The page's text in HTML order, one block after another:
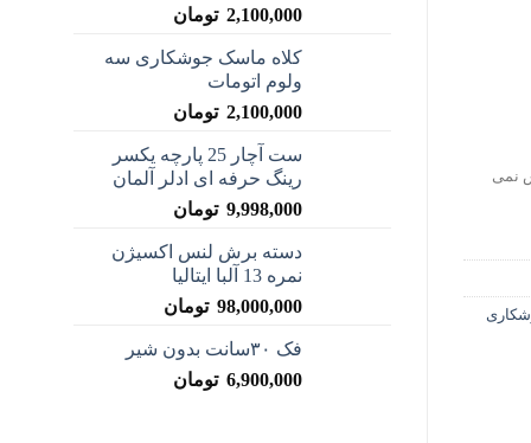
نمی
2,100,000 تومان
کلاه ماسک جوشکاری سه
ولوم اتومات
2,100,000 تومان
ست آچار 25 پارچه یکسر
رینگ حرفه ای ادلر آلمان
9,998,000 تومان
دسته برش لنس اکسیژن
نمره 13 آلبا ایتالیا
98,000,000 تومان
فک ۳۰سانت بدون شیر
6,900,000 تومان